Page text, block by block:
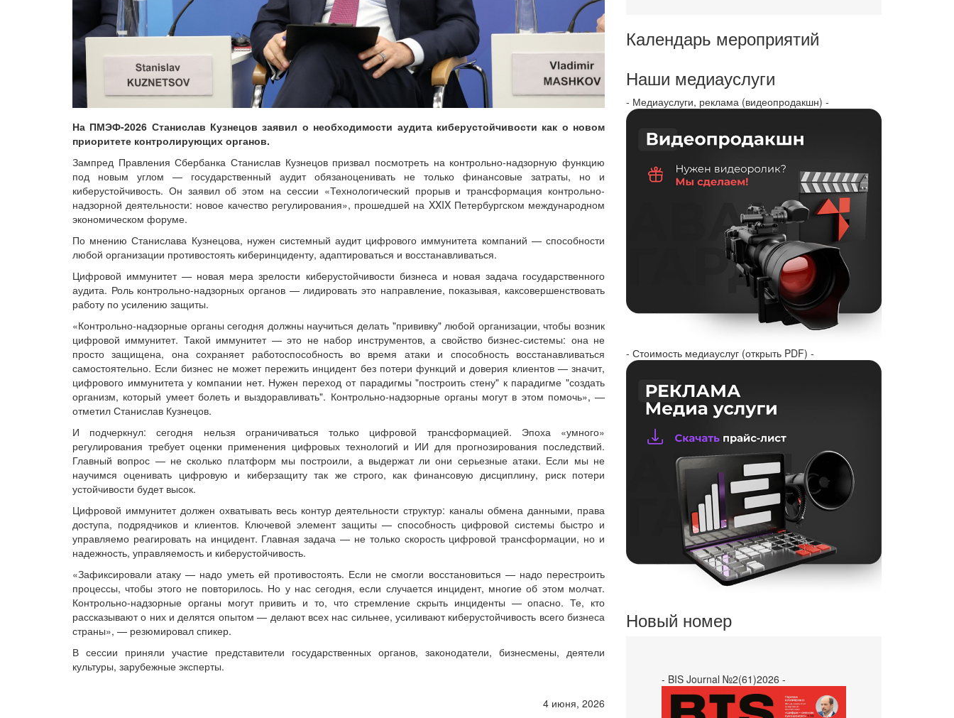
На ПМЭФ-2026 Станислав Кузнецов заявил о необходимости аудита киберустойчивости как о новом
приоритете контролирующих органов.
Зампред Правления Сбербанка Станислав Кузнецов призвал посмотреть на контрольно-надзорную функцию
под новым углом — государственный аудит обязаноценивать не только финансовые затраты, но и
киберустойчивость. Он заявил об этом на сессии «Технологический прорыв и трансформация контрольно-
надзорной деятельности: новое качество регулирования», прошедшей на XXIX Петербургском международном
экономическом форуме.
По мнению Станислава Кузнецова, нужен системный аудит цифрового иммунитета компаний — способности
любой организации противостоять киберинциденту, адаптироваться и восстанавливаться.
Цифровой иммунитет — новая мера зрелости киберустойчивости бизнеса и новая задача государственного
аудита. Роль контрольно-надзорных органов — лидировать это направление, показывая, каксовершенствовать
работу по усилению защиты.
«Контрольно-надзорные органы сегодня должны научиться делать "прививку" любой организации, чтобы возник
цифровой иммунитет. Такой иммунитет — это не набор инструментов, а свойство бизнес-системы: она не
просто защищена, она сохраняет работоспособность во время атаки и способность восстанавливаться
самостоятельно. Если бизнес не может пережить инцидент без потери функций и доверия клиентов — значит,
цифрового иммунитета у компании нет. Нужен переход от парадигмы "построить стену" к парадигме "создать
организм, который умеет болеть и выздоравливать". Контрольно-надзорные органы могут в этом помочь», —
отметил Станислав Кузнецов.
И подчеркнул: сегодня нельзя ограничиваться только цифровой трансформацией. Эпоха «умного»
регулирования требует оценки применения цифровых технологий и ИИ для прогнозирования последствий.
Главный вопрос — не сколько платформ мы построили, а выдержат ли они серьезные атаки. Если мы не
научимся оценивать цифровую и киберзащиту так же строго, как финансовую дисциплину, риск потери
устойчивости будет высок.
Цифровой иммунитет должен охватывать весь контур деятельности структур: каналы обмена данными, права
доступа, подрядчиков и клиентов. Ключевой элемент защиты — способность цифровой системы быстро и
управляемо реагировать на инцидент. Главная задача — не только скорость цифровой трансформации, но и
надежность, управляемость и киберустойчивость.
«Зафиксировали атаку — надо уметь ей противостоять. Если не смогли восстановиться — надо перестроить
процессы, чтобы этого не повторилось. Но у нас сегодня, если случается инцидент, многие об этом молчат.
Контрольно-надзорные органы могут привить и то, что стремление скрыть инциденты — опасно. Те, кто
рассказывают о них и делятся опытом — делают всех нас сильнее, усиливают киберустойчивость всего бизнеса
страны», — резюмировал спикер.
В сессии приняли участие представители государственных органов, законодатели, бизнесмены, деятели
культуры, зарубежные эксперты.
4 июня, 2026
Календарь мероприятий
Наши медиауслуги
- Медиауслуги, реклама (видеопродакшн) -
- Стоимость медиауслуг (открыть PDF) -
Новый номер
- BIS Journal №2(61)2026 -